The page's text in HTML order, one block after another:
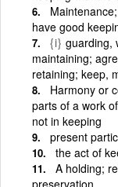
have good
{i} guarding,
maintaining;
retaining; keep,
Harmony or
parts of a work
not in keeping
present
the act of
A holding;
preservation